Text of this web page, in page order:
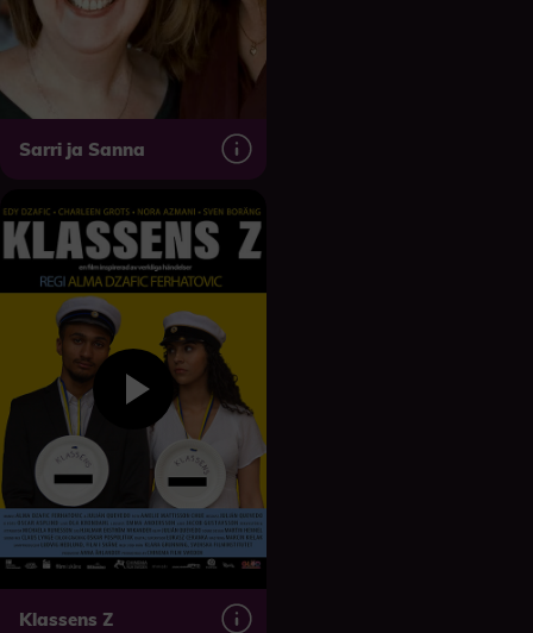
Sarri ja Sanna
Klassens Z